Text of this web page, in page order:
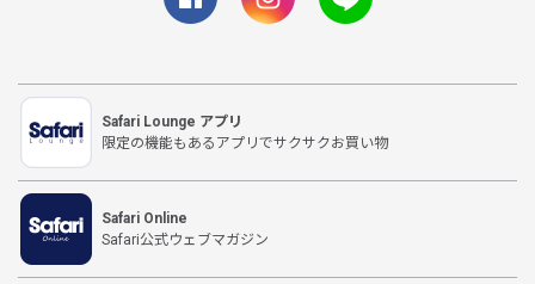
Safari Lounge アプリ
限定の機能もあるアプリでサクサクお買い物
Safari Online
Safari公式ウェブマガジン